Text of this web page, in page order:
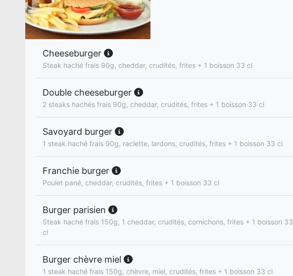
Cheeseburger
Steak haché frais 90g, cheddar, crudités, frites + 1 boisson 33 cl
Double cheeseburger
2 steaks hachés frais 90g, cheddar, crudités, frites + 1 boisson 33 cl
Savoyard burger
1 steak haché frais 90g, raclette, lardons, crudités, frites + 1 boisson 33 cl
Franchie burger
Poulet pané, cheddar, crudités, frites + 1 boisson 33 cl
Burger parisien
Steak haché frais 150g, 1 cheddar, crudités, cornichons, frites + 1 boisson 33
cl
Burger chèvre miel
1 steak haché frais 150g, chèvre, miel, crudités, frites + 1 boisson 33 cl